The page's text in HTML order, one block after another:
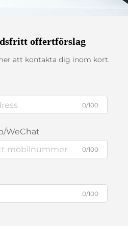
offertförslag
att kontakta dig inom kort.
0/100
WeChat
0/100
0/100